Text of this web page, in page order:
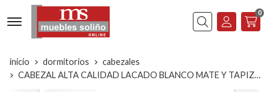
Buscar
0
inicio dormitorios
cabezales
CABEZAL ALTA CALIDAD LACADO BLANCO MATE Y TAPIZADO POLIPIEL PLATA, P.ESPEJO